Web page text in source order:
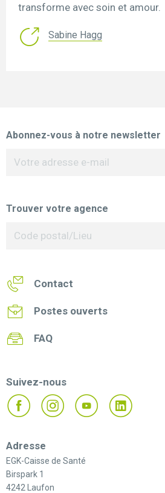
transforme avec soin et amour.
Sabine Hagg
Abonnez-vous à notre newsletter
Trouver votre agence
Contact
Postes ouverts
FAQ
Suivez-nous
Adresse
EGK-Caisse de Santé
Birspark 1
4242 Laufon